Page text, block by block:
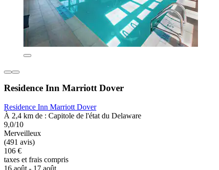
Residence Inn Marriott Dover
Residence Inn Marriott Dover
À 2,4 km de : Capitole de l'état du Delaware
9,0/10
Merveilleux
(491 avis)
106 €
taxes et frais compris
16 août - 17 août